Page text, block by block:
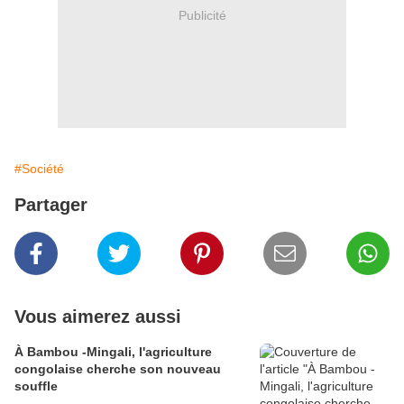
Publicité
#Société
Partager
Vous aimerez aussi
À Bambou -Mingali, l'agriculture
congolaise cherche son nouveau
souffle